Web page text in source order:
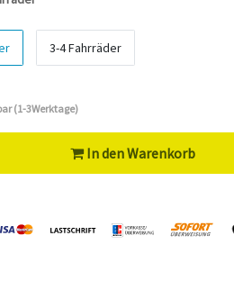
3-4 Fahrräder
(1-3Werktage)
In den Warenkorb